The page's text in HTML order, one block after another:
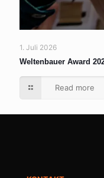
1. Juli 2026
Weltenbauer Award
Read more